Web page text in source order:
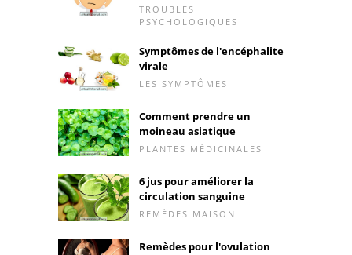
TROUBLES
PSYCHOLOGIQUES
Symptômes de l'encéphalite
virale
LES SYMPTÔMES
Comment prendre un
moineau asiatique
PLANTES MÉDICINALES
6 jus pour améliorer la
circulation sanguine
REMÈDES MAISON
Remèdes pour l'ovulation